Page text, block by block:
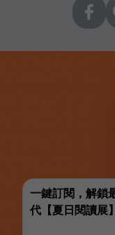
一鍵訂閱，解鎖
代【夏日閱讀展